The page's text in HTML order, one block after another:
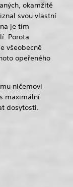
okamžitě
svou vlastní
je tím
Porota
všeobecně
opeřeného
ničemovi
maximální
dosytosti.